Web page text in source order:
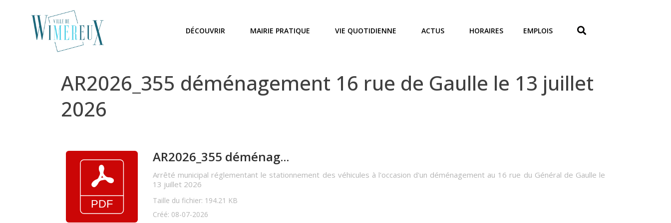
DÉCOUVRIR MAIRIE PRATIQUE VIE QUOTIDIENNE ACTUS HORAIRES EMPLOIS
AR2026_355 déménagement 16 rue de Gaulle le 13 juillet
2026
AR2026_355 déménag...
Arrêté municipal réglementant le stationnement des véhicules à l'occasion d'un déménagement au 16 rue du Général de Gaulle le
13 juillet 2026
Taille du fichier: 194.21 KB
Créé: 08-07-2026